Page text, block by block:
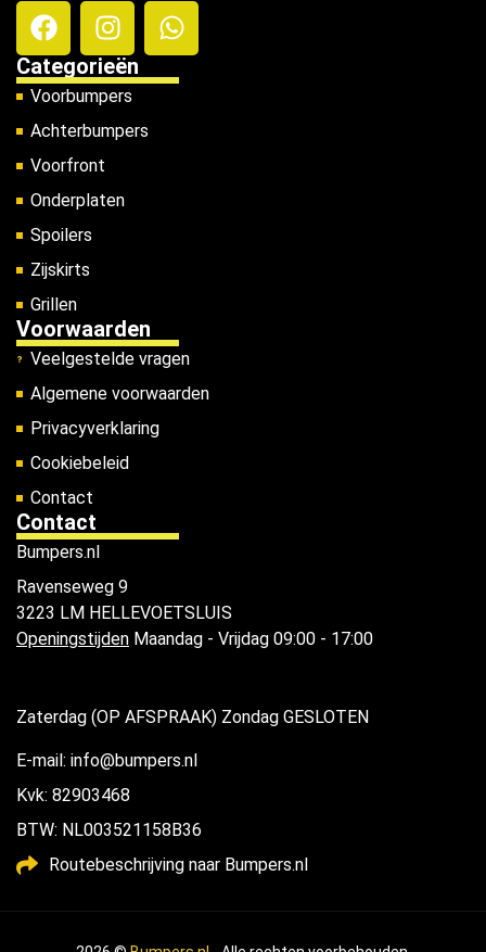
Categorieën
Voorbumpers
Achterbumpers
Voorfront
Onderplaten
Spoilers
Zijskirts
Grillen
Voorwaarden
Veelgestelde vragen
Algemene voorwaarden
Privacyverklaring
Cookiebeleid
Contact
Contact
Bumpers.nl
Ravenseweg 9
3223 LM HELLEVOETSLUIS
Openingstijden Maandag - Vrijdag 09:00 - 17:00
Zaterdag (OP AFSPRAAK) Zondag GESLOTEN
E-mail: info@bumpers.nl
Kvk: 82903468
BTW: NL003521158B36
Routebeschrijving naar Bumpers.nl